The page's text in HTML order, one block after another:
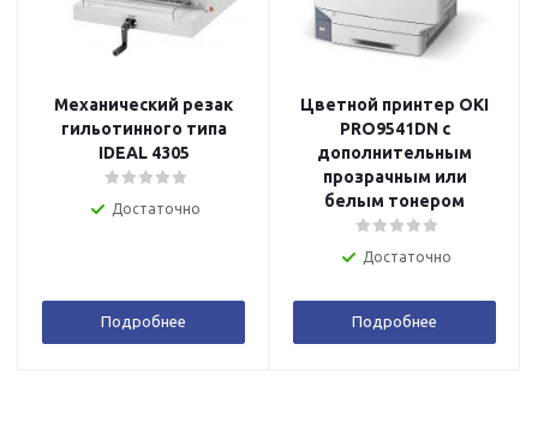
Механический резак
гильотинного типа
IDEAL 4305
Достаточно
Подробнее
Цветной принтер OKI
PRO9541DN с
дополнительным
прозрачным или
белым тонером
Достаточно
Подробнее